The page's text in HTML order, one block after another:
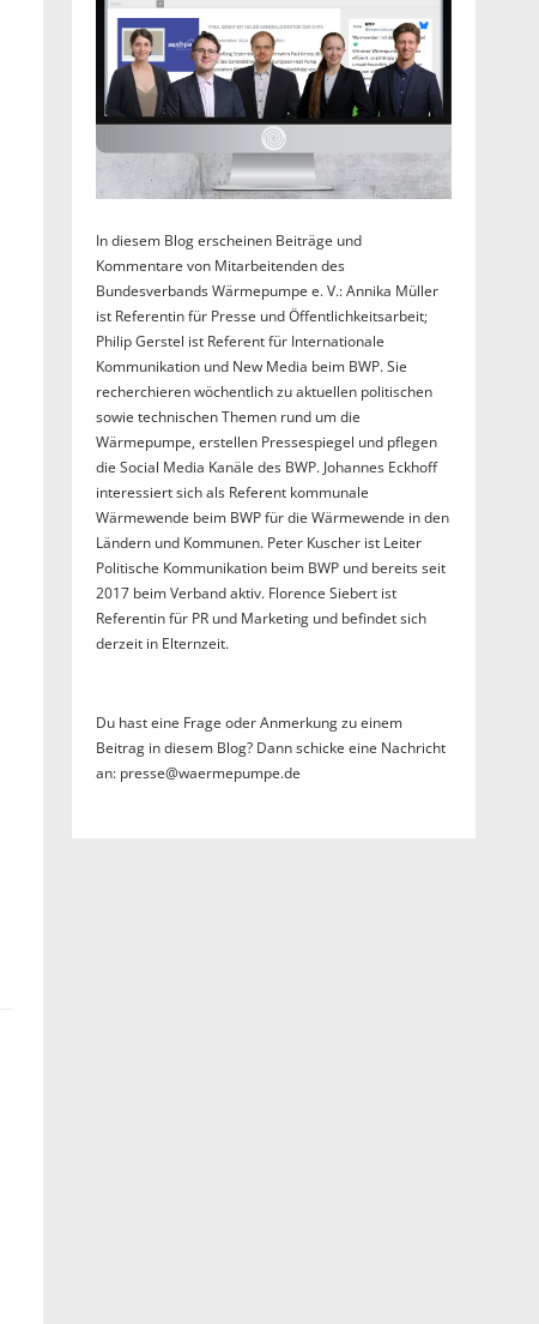
In diesem Blog erscheinen Beiträge und
Kommentare von Mitarbeitenden des
Bundesverbands Wärmepumpe e. V.: Annika Müller
ist Referentin für Presse und Öffentlichkeitsarbeit;
Philip Gerstel ist Referent für Internationale
Kommunikation und New Media beim BWP. Sie
recherchieren wöchentlich zu aktuellen politischen
sowie technischen Themen rund um die
Wärmepumpe, erstellen Pressespiegel und pflegen
die Social Media Kanäle des BWP. Johannes Eckhoff
interessiert sich als Referent kommunale
Wärmewende beim BWP für die Wärmewende in den
Ländern und Kommunen. Peter Kuscher ist Leiter
Politische Kommunikation beim BWP und bereits seit
2017 beim Verband aktiv. Florence Siebert ist
Referentin für PR und Marketing und befindet sich
derzeit in Elternzeit.
Du hast eine Frage oder Anmerkung zu einem
Beitrag in diesem Blog? Dann schicke eine Nachricht
an: presse@waermepumpe.de